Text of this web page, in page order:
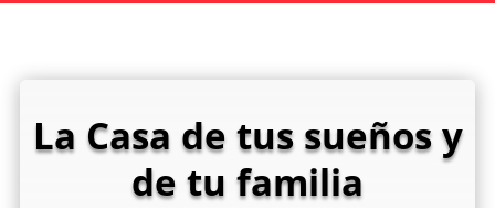
La Casa de tus sueños y
de tu familia